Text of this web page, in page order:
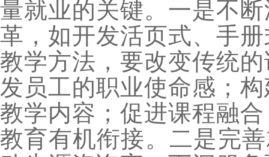
量就业的关键。一是不
革，如开发活页式、手
教学方法，要改变传统
发员工的职业使命感；
教学内容；促进课程融
教育有机衔接。二是完